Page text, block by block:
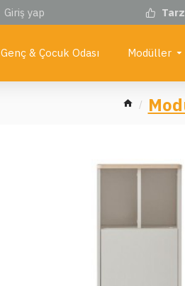
Giriş yap
Genç & Çocuk Odası Modüller